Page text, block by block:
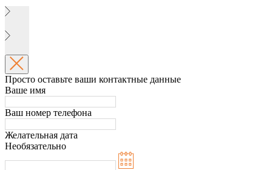
Просто оставьте ваши контактные данные
Ваше имя
Ваш номер телефона
Желательная дата
Необязательно